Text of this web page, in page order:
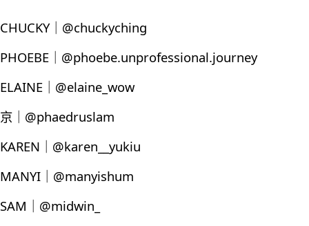
CHUCKY｜@chuckyching
PHOEBE｜@phoebe.unprofessional.journey
ELAINE｜@elaine_wow
京｜@phaedruslam
KAREN｜@karen__yukiu
MANYI｜@manyishum
SAM｜@midwin_